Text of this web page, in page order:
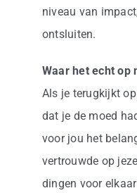
niveau van
ontsluiten.
Waar het echt op
Als je terugkijkt
dat je de moed
voor jou het
vertrouwde op
dingen voor